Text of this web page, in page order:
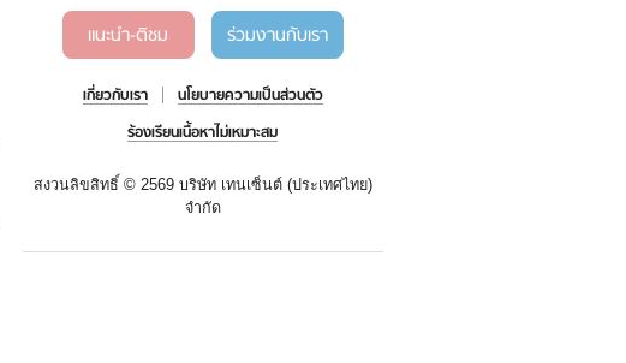
แนะนำ-ติชม ร่วมงานกับเรา
เกี่ยวกับเรา
นโยบายความเป็นส่วนตัว
ร้องเรียนเนื้อหาไม่เหมาะสม
สงวนลิขสิทธิ์ © 2569 บริษัท เทนเซ็นต์ (ประเทศไทย)
จำกัด